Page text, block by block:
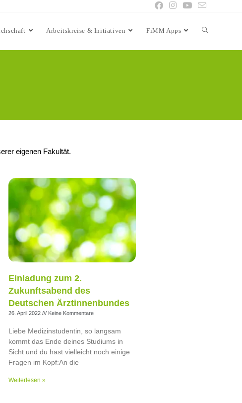
Arbeitskreise & Initiativen FiMM Apps
eigenen Fakultät.
Einladung zum 2.
Zukunftsabend des
Deutschen Ärztinnenbundes
26. April 2022 Keine Kommentare
Liebe Medizinstudentin, so langsam
kommt das Ende deines Studiums in
Sicht und du hast vielleicht noch einige
Fragen im Kopf:An die
Weiterlesen »